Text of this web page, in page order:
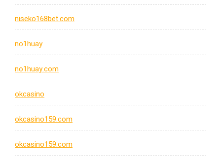
niseko168bet.com
no1huay
no1huay.com
okcasino
okcasino159.com
okcasino159.com